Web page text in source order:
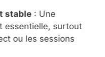
stable : Une
essentielle, surtout
ou les sessions